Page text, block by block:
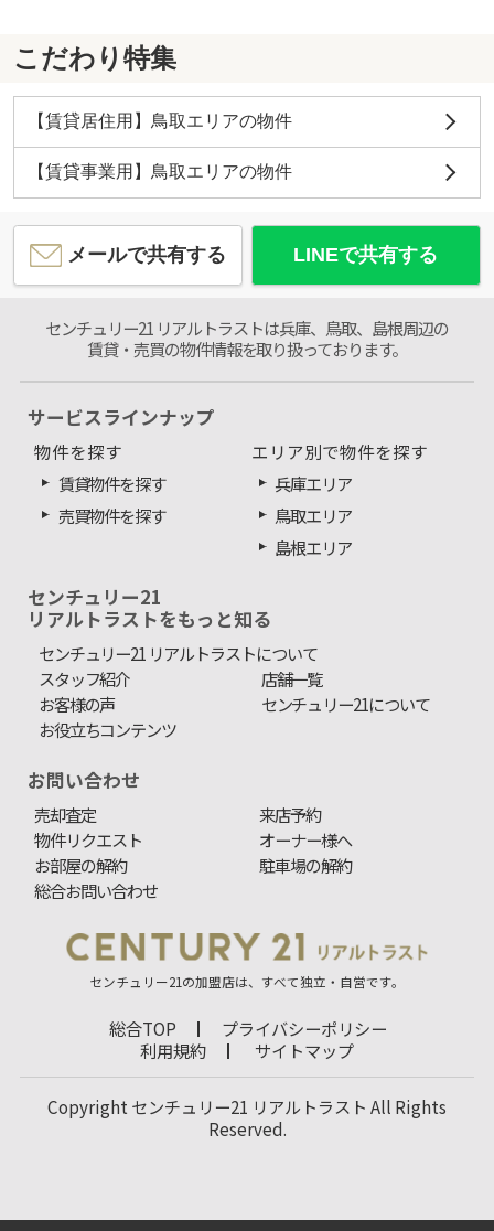
こだわり特集
【賃貸居住用】鳥取エリアの物件
【賃貸事業用】鳥取エリアの物件
メールで共有する LINEで共有する
センチュリー21 リアルトラストは兵庫、鳥取、島根周辺の
賃貸・売買の物件情報を取り扱っております。
サービスラインナップ
物件を探す
賃貸物件を探す
売買物件を探す
エリア別で物件を探す
兵庫エリア
鳥取エリア
島根エリア
センチュリー21
リアルトラストをもっと知る
センチュリー21 リアルトラストについて
スタッフ紹介
店舗一覧
お客様の声
センチュリー21について
お役立ちコンテンツ
お問い合わせ
売却査定
来店予約
物件リクエスト
オーナー様へ
お部屋の解約
駐車場の解約
総合お問い合わせ
センチュリー21の加盟店は、すべて独立・自営です。
総合TOP
プライバシーポリシー
利用規約
サイトマップ
Copyright センチュリー21 リアルトラスト All Rights
Reserved.